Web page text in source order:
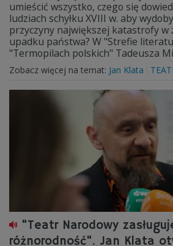
umieścić wszystko, czego się
ludziach schyłku XVIII w. aby
przyczyny największej katastrofy w
upadku państwa? W "Strefie
"Termopilach polskich" Tadeusza
Zobacz więcej na temat: Jan Klata
"Teatr Narodowy
różnorodność". Jan Klata